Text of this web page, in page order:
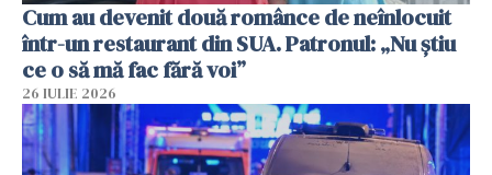
Cum au devenit două românce de neînlocuit
într-un restaurant din SUA. Patronul: „Nu știu
ce o să mă fac fără voi”
26 IULIE 2026